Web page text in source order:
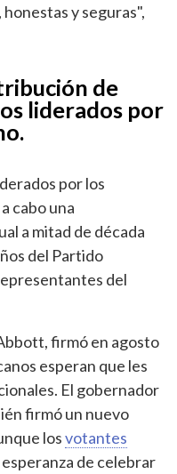
y seguras",
de
liderados por
por los
cabo una
a mitad de década
del Partido
del
firmó en agosto
esperan que les
El gobernador
firmó un nuevo
losvotantes
de celebrar